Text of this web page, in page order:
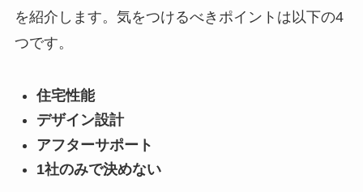
を紹介します。気をつけるべきポイントは以下の4
つです。
住宅性能
デザイン設計
アフターサポート
1社のみで決めない